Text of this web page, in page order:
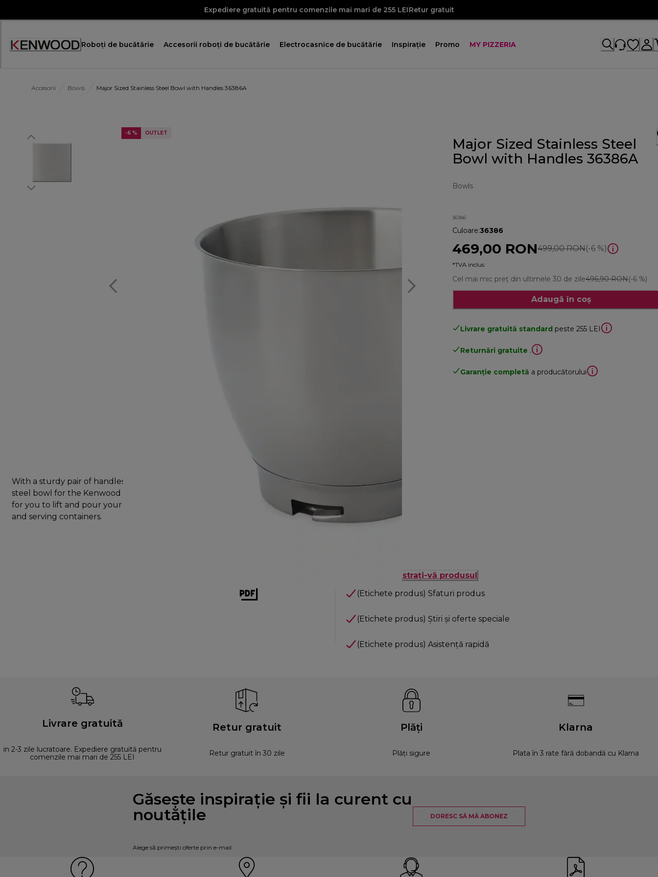
Expediere gratuită pentru comenzile mai mari de 255 LEIRetur gratuit
Declarație
Roboţi de bucătărie Accesorii roboţi de bucătărie Electrocasnice de bucătărie Inspirație Promo MY PIZZERIA
Accesorii Bowls Major Sized Stainless Steel Bowl with Handles 36386A
-6 % OUTLET
Major Sized Stainless Steel
Bowl with Handles 36386A
Bowls
36386
Culoare:36386
469,00 RON499,00 RONpreț inițial 499,00
(-6 %)
*TVA inclus
Cel mai mic preț din ultimele 30 de zile496,90 RON(-6 %)
Adaugă în coș
Livrare gratuită standard peste 255 LEI
Returnări gratuite .
Garanție completă a producătorului
With a sturdy pair of handles, this 6.7 litre stainless
steel bowl for the Kenwood Major makes it easier
for you to lift and pour your mixtures into cooking
and serving containers.
Înregistrați-vă produsul
(Etichete produs) Sfaturi produs
(Etichete produs) Știri și oferte speciale
(Etichete produs) Asistență rapidă
Livrare gratuită
in 2-3 zile lucratoare. Expediere gratuită pentru
comenzile mai mari de 255 LEI
Retur gratuit
Retur gratuit în 30 zile
Plăți
Plăți sigure
Klarna
Plata în 3 rate fără dobandă cu Klarna
Găsește inspirație și fii la curent cu
noutățile
Alege să primești oferte prin e-mail
DORESC SĂ MĂ ABONEZ